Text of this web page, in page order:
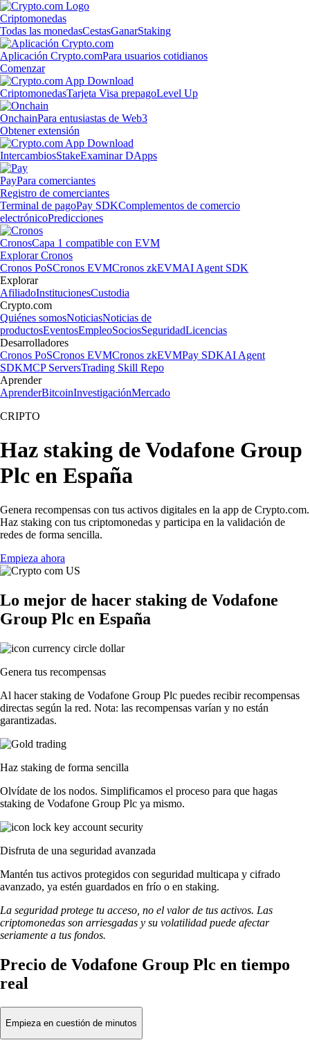
Criptomonedas
Todas las monedasCestasGanarStaking
Aplicación Crypto.comPara usuarios cotidianos
Comenzar
CriptomonedasTarjeta Visa prepagoLevel Up
OnchainPara entusiastas de Web3
Obtener extensión
IntercambiosStakeExaminar DApps
PayPara comerciantes
Registro de comerciantes
Terminal de pagoPay SDKComplementos de comercio
electrónicoPredicciones
CronosCapa 1 compatible con EVM
Explorar Cronos
Cronos PoSCronos EVMCronos zkEVMAI Agent SDK
Explorar
AfiliadoInstitucionesCustodia
Crypto.com
Quiénes somosNoticiasNoticias de
productosEventosEmpleoSociosSeguridadLicencias
Desarrolladores
Cronos PoSCronos EVMCronos zkEVMPay SDKAI Agent
SDKMCP ServersTrading Skill Repo
Aprender
AprenderBitcoinInvestigaciónMercado
CRIPTO
Haz staking de Vodafone Group
Plc en España
Genera recompensas con tus activos digitales en la app de Crypto.com.
Haz staking con tus criptomonedas y participa en la validación de
redes de forma sencilla.
Empieza ahora
Lo mejor de hacer staking de Vodafone
Group Plc en España
Genera tus recompensas
Al hacer staking de Vodafone Group Plc puedes recibir recompensas
directas según la red. Nota: las recompensas varían y no están
garantizadas.
Haz staking de forma sencilla
Olvídate de los nodos. Simplificamos el proceso para que hagas
staking de Vodafone Group Plc ya mismo.
Disfruta de una seguridad avanzada
Mantén tus activos protegidos con seguridad multicapa y cifrado
avanzado, ya estén guardados en frío o en staking.
La seguridad protege tu acceso, no el valor de tus activos. Las
criptomonedas son arriesgadas y su volatilidad puede afectar
seriamente a tus fondos.
Precio de Vodafone Group Plc en tiempo
real
Empieza en cuestión de minutos